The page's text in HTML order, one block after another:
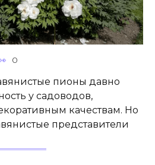
0
пионы давно
у садоводов,
качествам. Но
представители